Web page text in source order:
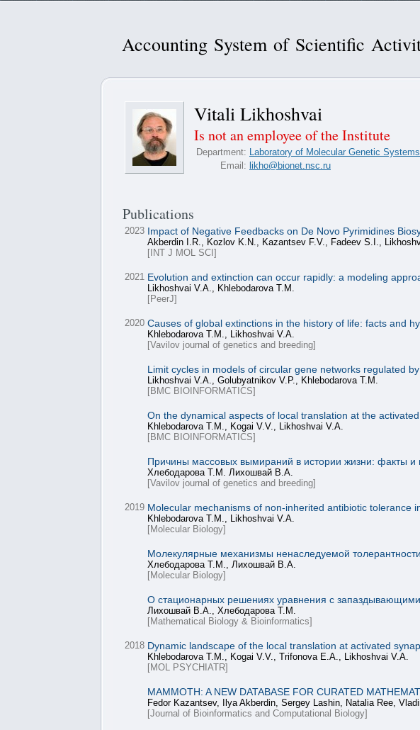
Accounting System of Scientific
Vitali Likhoshvai
Is not an employee of the Institute
Department: Laboratory of Molecular Genetic Systems
Email: likho@bionet.nsc.ru
Publications
2023 Impact of Negative Feedbacks on De Novo Pyrimidines
Akberdin I.R., Kozlov K.N., Kazantsev F.V., Fadeev S.I.,
[INT J MOL SCI]
2021 Evolution and extinction can occur rapidly: a modeling
Likhoshvai V.A., Khlebodarova T.M.
[PeerJ]
2020 Causes of global extinctions in the history of life: facts and
Khlebodarova T.M., Likhoshvai V.A.
[Vavilov journal of genetics and breeding]
Limit сycles in models of circular gene networks regulated
Likhoshvai V.A., Golubyatnikov V.P., Khlebodarova T.M.
[BMC BIOINFORMATICS]
On the dynamical aspects of local translation at the
Khlebodarova T.M., Kogai V.V., Likhoshvai V.A.
[BMC BIOINFORMATICS]
Причины массовых вымираний в истории жизни: факты и
Хлебодарова Т.М. Лихошвай В.А.
[Vavilov journal of genetics and breeding]
2019 Molecular mechanisms of non-inherited antibiotic tolerance
Khlebodarova T.M., Likhoshvai V.A.
[Molecular Biology]
Молекулярные механизмы ненаследуемой
Хлебодарова Т.М., Лихошвай В.А.
[Molecular Biology]
О стационарных решениях уравнения с
Лихошвай В.А., Хлебодарова Т.М.
[Mathematical Biology & Bioinformatics]
2018 Dynamic landscape of the local translation at activated
Khlebodarova T.M., Kogai V.V., Trifonova E.A., Likhoshvai V.A.
[MOL PSYCHIATR]
MAMMOTH: A NEW DATABASE FOR CURATED
Fedor Kazantsev, Ilya Akberdin, Sergey Lashin, Natalia Ree,
[Journal of Bioinformatics and Computational Biology]